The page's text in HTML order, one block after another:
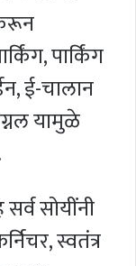
पार्किंग
ई-चालान
यामुळे
सोयींनी
स्वतंत्र